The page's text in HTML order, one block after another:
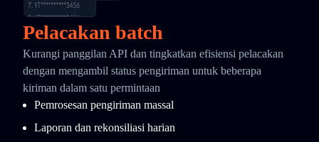
Pelacakan batch
Kurangi panggilan API dan tingkatkan efisiensi pelacakan
dengan mengambil status pengiriman untuk beberapa
kiriman dalam satu permintaan
Pemrosesan pengiriman massal
Laporan dan rekonsiliasi harian